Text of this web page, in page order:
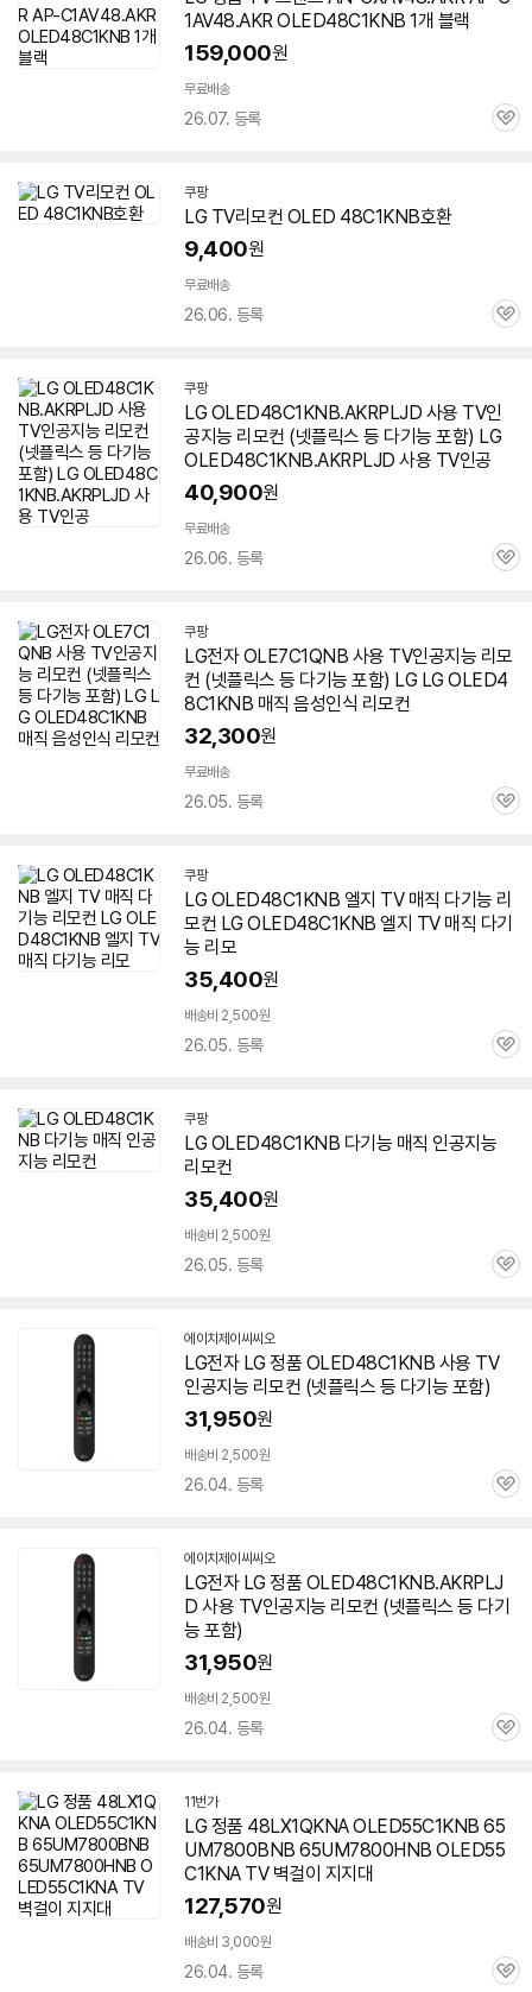
1AV48.AKR OLED48C1KNB 1개 블랙
159,000원
무료배송
26.07. 등록
관
쿠팡
LG TV리모컨 OLED 48C1KNB호환
9,400원
무료배송
26.06. 등록
관
쿠팡
LG OLED48C1KNB.AKRPLJD 사용 TV인
공지능 리모컨 (넷플릭스 등 다기능 포함) LG
OLED48C1KNB.AKRPLJD 사용 TV인공
40,900원
무료배송
26.06. 등록
관
쿠팡
LG전자 OLE7C1QNB 사용 TV인공지능 리모
컨 (넷플릭스 등 다기능 포함) LG LG OLED4
8C1KNB 매직 음성인식 리모컨
32,300원
무료배송
26.05. 등록
관
쿠팡
LG OLED48C1KNB 엘지 TV 매직 다기능 리
모컨 LG OLED48C1KNB 엘지 TV 매직 다기
능 리모
35,400원
배송비 2,500원
26.05. 등록
관
쿠팡
LG OLED48C1KNB 다기능 매직 인공지능
리모컨
35,400원
배송비 2,500원
26.05. 등록
관
에이치제이씨씨오네
이
버
LG전자 LG 정품 OLED48C1KNB 사용 TV
인공지능 리모컨 (넷플릭스 등 다기능 포함)
31,950원
배송비 2,500원
26.04. 등록
관
에이치제이씨씨오네
이
버
LG전자 LG 정품 OLED48C1KNB.AKRPLJ
D 사용 TV인공지능 리모컨 (넷플릭스 등 다기
능 포함)
31,950원
배송비 2,500원
26.04. 등록
관
11번가
LG 정품 48LX1QKNA OLED55C1KNB 65
UM7800BNB 65UM7800HNB OLED55
C1KNA TV 벽걸이 지지대
127,570원
배송비 3,000원
26.04. 등록
관